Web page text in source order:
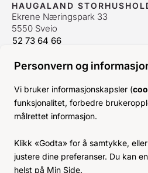
Personvern og
Vi bruker informasjonskapsler (
funksjonalitet, forbedre
målrettet informasjon.
Klikk «Godta» for å samtykke,
justere dine preferanser. Du kan
helst på Min Side.
HAUGALAND
Ekrene Næringspark 33
5550 Sveio
52 73 64 66
ÅPNINGSTIDER
Man-Fre:07–15
Lør-Søn: Stengt
Helligdager:Stengt
KJØPSVILKÅR
BLI KUNDE